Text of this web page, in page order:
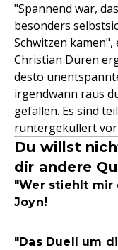
"Spannend war,
besonders
Schwitzen
Christian Düren
desto
irgendwann raus
gefallen. Es sind
runtergekullert
Du willst
dir andere
"Wer stiehlt mir
Joyn!
"Das Duell um